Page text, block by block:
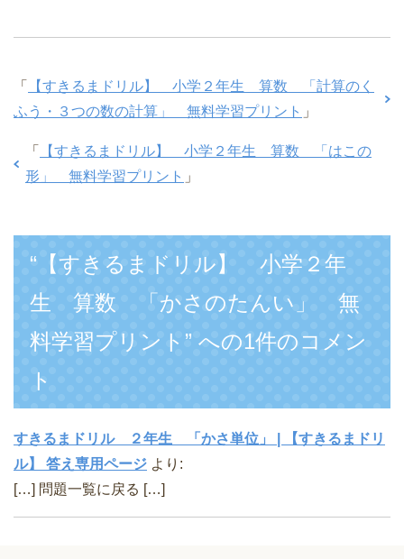
「
【すきるまドリル】 小学２年生 算数 「計算のく
ふう・３つの数の計算」 無料学習プリント 」
「
【すきるまドリル】 小学２年生 算数 「はこの
形」 無料学習プリント 」
“【すきるまドリル】 小学２年
生 算数 「かさのたんい」 無
料学習プリント” への1件のコメン
ト
すきるまドリル ２年生 「かさ単位」 | 【すきるまドリ
ル】 答え専用ページ より:
[…] 問題一覧に戻る […]